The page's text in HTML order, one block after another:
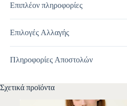
Επιπλέον πληροφορίες
Επιλογές Αλλαγής
Πληροφορίες Αποστολών
Σχετικά προϊόντα